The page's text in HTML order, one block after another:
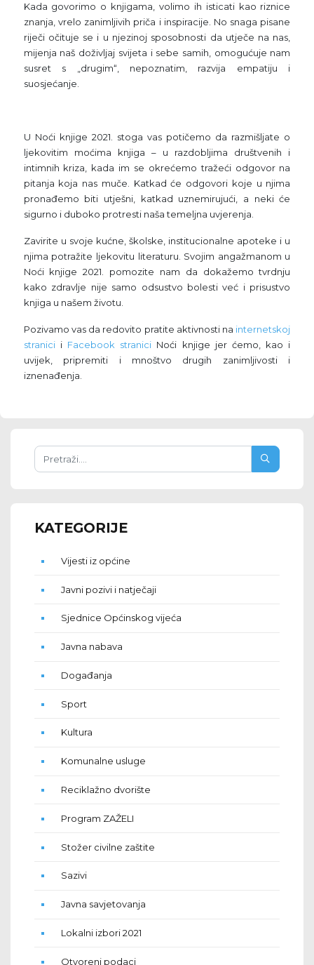
Kada govorimo o knjigama, volimo ih isticati kao riznice
znanja, vrelo zanimljivih priča i inspiracije. No snaga pisane
riječi očituje se i u njezinoj sposobnosti da utječe na nas,
mijenja naš doživljaj svijeta i sebe samih, omogućuje nam
susret s „drugim“, nepoznatim, razvija empatiju i
suosjećanje.
U Noći knjige 2021. stoga vas potičemo da razmišljate o
ljekovitim moćima knjiga – u razdobljima društvenih i
intimnih kriza, kada im se okrećemo tražeći odgovor na
pitanja koja nas muče. Katkad će odgovori koje u njima
pronađemo biti utješni, katkad uznemirujući, a neki će
sigurno i duboko protresti naša temeljna uvjerenja.
Zavirite u svoje kućne, školske, institucionalne apoteke i u
njima potražite ljekovitu literaturu. Svojim angažmanom u
Noći knjige 2021. pomozite nam da dokažemo tvrdnju
kako zdravlje nije samo odsustvo bolesti već i prisustvo
knjiga u našem životu.
Pozivamo vas da redovito pratite aktivnosti na internetskoj
stranicii Facebook stranici Noći knjige jer ćemo, kao i
uvijek, pripremiti i mnoštvo drugih zanimljivosti i
iznenađenja.
KATEGORIJE
Vijesti iz općine
Javni pozivi i natječaji
Sjednice Općinskog vijeća
Javna nabava
Događanja
Sport
Kultura
Komunalne usluge
Reciklažno dvorište
Program ZAŽELI
Stožer civilne zaštite
Sazivi
Javna savjetovanja
Lokalni izbori 2021
Otvoreni podaci